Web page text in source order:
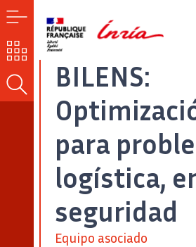
MENÚ
NUESTROS
RETOS
BUSCAR
BILENS:
para
logística,
seguridad
Equipo asociado